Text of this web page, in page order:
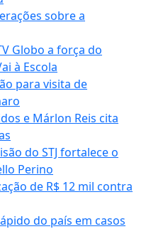
sobre a
Globo a força do
à Escola
para visita de
e Márlon Reis cita
do STJ fortalece o
Perino
de R$ 12 mil contra
do país em casos